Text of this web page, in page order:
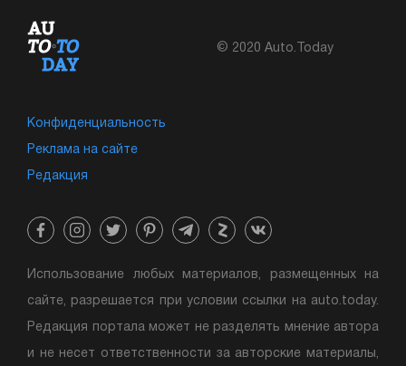
© 2020 Auto.Today
Конфиденциальность
Реклама на сайте
Редакция
Использование любых материалов, размещенных на
сайте, разрешается при условии ссылки на auto.today.
Редакция портала может не разделять мнение автора
и не несет ответственности за авторские материалы,